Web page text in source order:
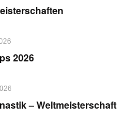
2026
– Weltmeisterschaft